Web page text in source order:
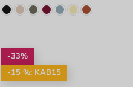
-33%
-15 %: KAB15